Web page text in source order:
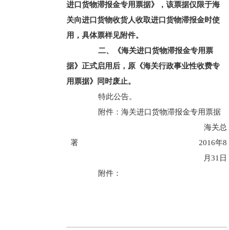
进口货物滞报金专用票据》，该票据仅限于海
关向进口货物收货人收取进口货物滞报金时使
用，具体票样见附件。
二、《海关进口货物滞报金专用票
据》正式启用后，原《海关行政事业性收费专
用票据》同时废止。
特此公告。
附件：海关进口货物滞报金专用票据
海关总
署 2016年8
月31日
附件：